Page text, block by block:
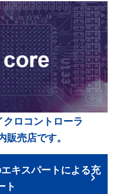
ロコントローラ
販売店です。
キスパートによる充
ト